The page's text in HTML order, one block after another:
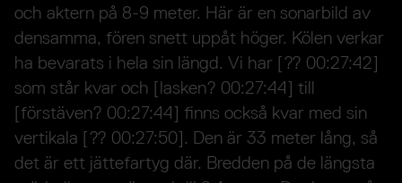
och aktern på 8-9 meter. Här är en sonarbild av
densamma, fören snett uppåt höger. Kölen verkar
ha bevarats i hela sin längd. Vi har [?? 00:27:42]
som står kvar och [lasken? 00:27:44] till
[förstäven? 00:27:44] finns också kvar med sin
vertikala [?? 00:27:50]. Den är 33 meter lång, så
det är ett jättefartyg där. Bredden på de längsta